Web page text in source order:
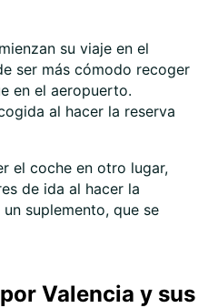
su viaje en el
ser más cómodo recoger
en el aeropuerto.
al hacer la reserva
el coche en otro lugar,
de ida al hacer la
suplemento, que se
Valencia y sus